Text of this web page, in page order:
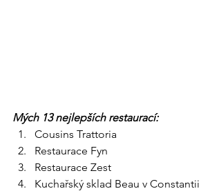
Mých 13 nejlepších restaurací:
Cousins Trattoria
Restaurace Fyn
Restaurace Zest
Kuchařský sklad Beau v Constantii